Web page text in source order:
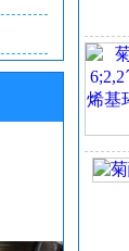
菊
结
分
分